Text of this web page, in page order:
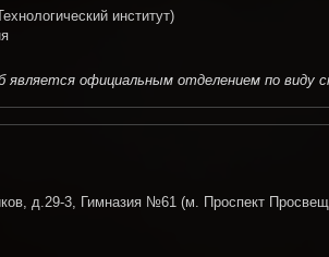
институт)
официальным отделением по виду
д.29-3, Гимназия №61 (м. Проспект